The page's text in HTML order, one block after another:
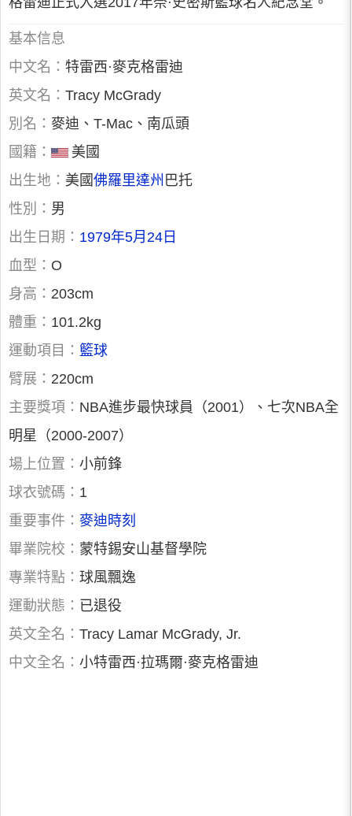
基本信息
中文名： 特雷西·麥克格雷迪
英文名： Tracy McGrady
別名： 麥迪、T-Mac、南瓜頭
國籍：
美國
出生地： 美國佛羅里達州 巴托
性別： 男
出生日期： 1979年5月24日
血型： O
身高： 203cm
體重： 101.2kg
運動項目： 籃球
臂展： 220cm
主要獎項： NBA進步最快球員（2001）、七次NBA全
明星（2000-2007）
場上位置： 小前鋒
球衣號碼： 1
重要事件： 麥迪時刻
畢業院校： 蒙特錫安山基督學院
專業特點： 球風飄逸
運動狀態： 已退役
英文全名： Tracy Lamar McGrady, Jr.
中文全名： 小特雷西·拉瑪爾·麥克格雷迪